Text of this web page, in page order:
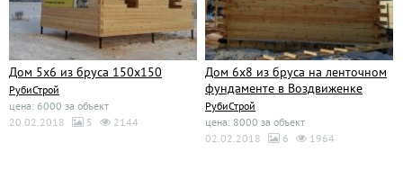
Дом 5х6 из бруса 150х150
РубиСтрой
цена: 6000 за объект
20.02.2018
5 2144
Дом 6х8 из бруса на ленточном
фундаменте в Воздвиженке
РубиСтрой
цена: 8000 за объект
02.02.2018
6 1964